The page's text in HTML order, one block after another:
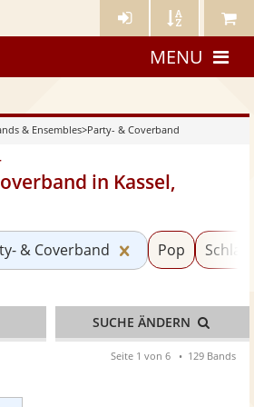
Künstler- Künstler Meine
MENU
& Ensembles>Party- & Coverband
in Kassel,
& Ensembles»
& Coverband Kategorie
Pop
SUCHE ÄNDERN
Seite 1 von 6 129 Bands